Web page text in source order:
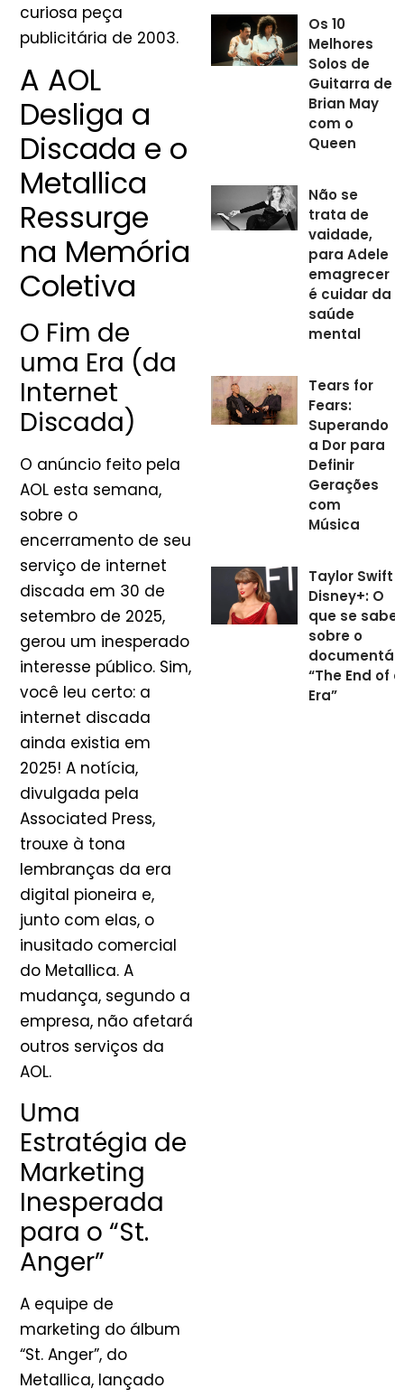
curiosa peça
publicitária de 2003.
A AOL
Desliga a
Discada e o
Metallica
Ressurge
na Memória
Coletiva
O Fim de
uma Era (da
Internet
Discada)
O anúncio feito pela
AOL esta semana,
sobre o
encerramento de seu
serviço de internet
discada em 30 de
setembro de 2025,
gerou um inesperado
interesse público. Sim,
você leu certo: a
internet discada
ainda existia em
2025! A notícia,
divulgada pela
Associated Press,
trouxe à tona
lembranças da era
digital pioneira e,
junto com elas, o
inusitado comercial
do Metallica. A
mudança, segundo a
empresa, não afetará
outros serviços da
AOL.
Uma
Estratégia de
Marketing
Inesperada
para o “St.
Anger”
A equipe de
marketing do álbum
“St. Anger”, do
Metallica, lançado
Os 10
Melhores
Solos de
Guitarra de
Brian May
com o
Queen
Não se
trata de
vaidade,
para Adele
emagrecer
é cuidar da
saúde
mental
Tears for
Fears:
Superando
a Dor para
Definir
Gerações
com
Música
Taylor Swift
Disney+: O
que se sabe
sobre o
“The End of
Era”